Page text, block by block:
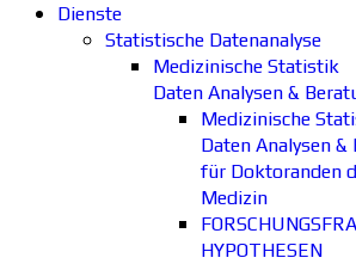
Dienste
Statistische Datenanalyse
Medizinische Statistik
Daten Analysen &
Medizinische
Daten Analysen &
für Doktoranden
Medizin
HYPOTHESEN